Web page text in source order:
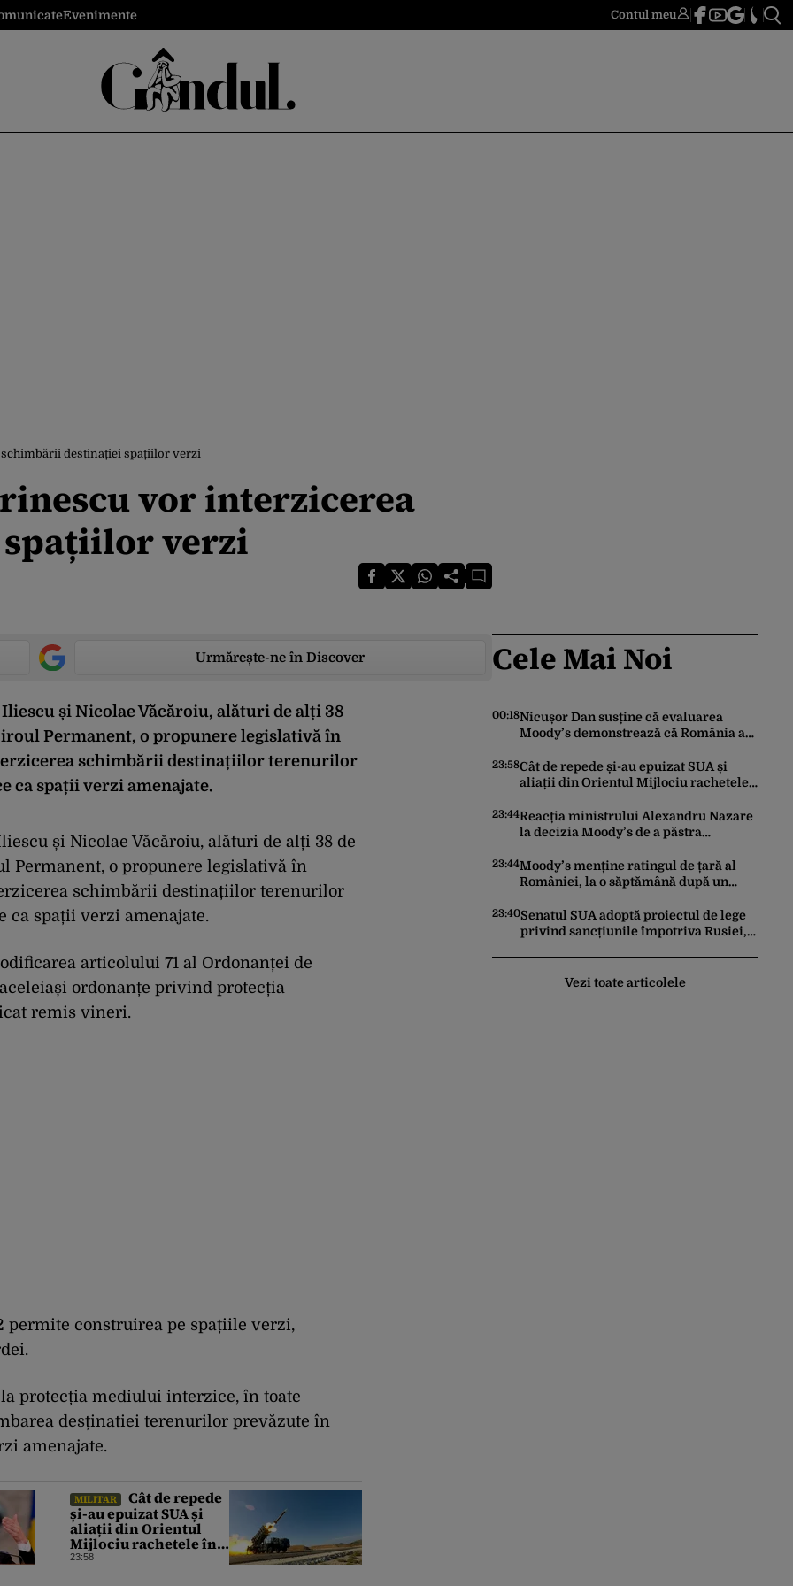
Evenimente Contul meu
destinației spațiilor verzi
vor interzicerea
verzi
Urmărește-ne în Discover
și Nicolae Văcăroiu, alături de alți 38
Permanent, o propunere legislativă în
schimbării destinațiilor terenurilor
ca spații verzi amenajate.
și Nicolae Văcăroiu, alături de alți 38 de
Permanent, o propunere legislativă în
schimbării destinațiilor terenurilor
ca spații verzi amenajate.
articolului 71 al Ordonanței de
ordonanțe privind protecția
remis vineri.
permite construirea pe spațiile verzi,
protecția mediului interzice, în toate
desținatiei terenurilor prevăzute în
amenajate.
MILITAR
Cât de repede
și-au epuizat SUA și
aliații din Orientul
Mijlociu rachetele în
conflictul cu Iranul
23:58
Cele Mai Noi
00:18Nicușor Dan susține că evaluarea
Moody’s demonstrează că România a
încrederea investitorilor: „Totuși,
perspectiva rămâne rezervată”
23:58Cât de repede și-au epuizat SUA și
aliații din Orientul Mijlociu rachetele
23:44Reacția ministrului Alexandru Nazare
la decizia Moody’s de a păstra
„Este un răgaz, dar în niciun caz un
motiv de relaxare”
23:44Moody’s menține ratingul de țară al
României, la o săptămână după un
unui guvern cu puteri depline,
principala vulnerabilitate din raport
23:40Senatul SUA adoptă proiectul de lege
privind sancțiunile împotriva Rusiei,
Vezi toate articolele